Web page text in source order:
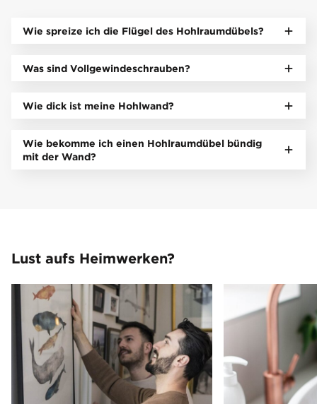
Wie spreize ich die Flügel des Hohlraumdübels?
Was sind Vollgewindeschrauben?
Wie dick ist meine Hohlwand?
Wie bekomme ich einen Hohlraumdübel bündig
mit der Wand?
Lust aufs Heimwerken?